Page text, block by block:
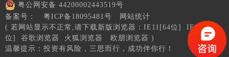
粤公网安备 44200002443519号
备案号：
粤ICP备18095481号
网站统计
( 若网站显示不正常,请下载新版浏览器： IE11[64位]
IE11[32
位]
谷歌浏览器 火狐浏览器 欧朋浏览器 )
温馨提示：投资有风险，三思而行，成功伴你行！